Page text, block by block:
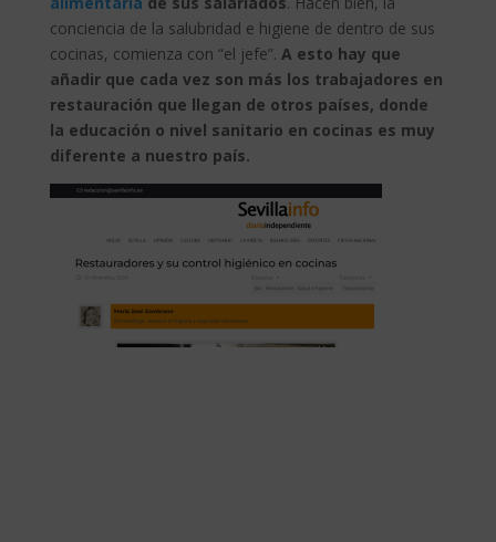
conciencia de la salubridad e higiene de dentro de sus
cocinas, comienza con “el jefe”. A esto hay que
añadir que cada vez son más los trabajadores en
restauración que llegan de otros países, donde
la educación o nivel sanitario en cocinas es muy
diferente a nuestro país.